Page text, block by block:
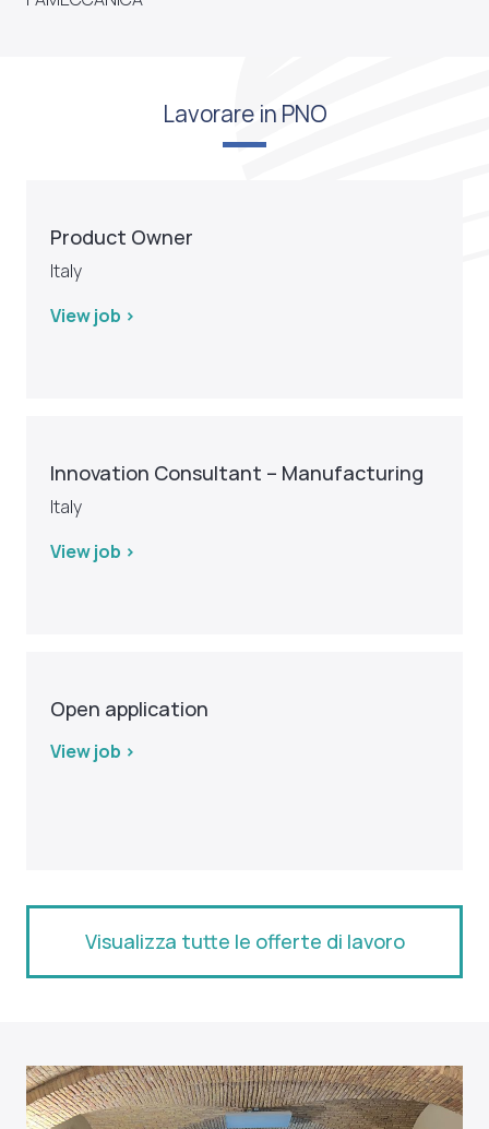
Lavorare in PNO
Product Owner
Italy
View job >
Innovation Consultant – Manufacturing
Italy
View job >
Open application
View job >
Visualizza tutte le offerte di lavoro